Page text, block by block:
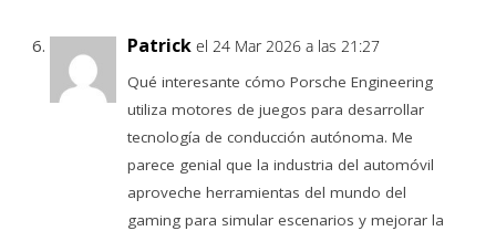
Patrick el 24 Mar 2026 a las 21:27
Qué interesante cómo Porsche Engineering
utiliza motores de juegos para desarrollar
tecnología de conducción autónoma. Me
parece genial que la industria del automóvil
aproveche herramientas del mundo del
gaming para simular escenarios y mejorar la